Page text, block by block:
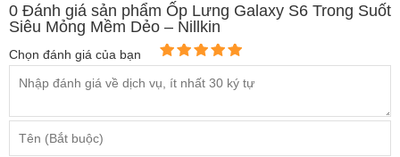
0 Đánh giá sản phẩm Ốp Lưng Galaxy S6 Trong Suốt
Siêu Mỏng Mềm Dẻo – Nillkin
Chọn đánh giá của bạn